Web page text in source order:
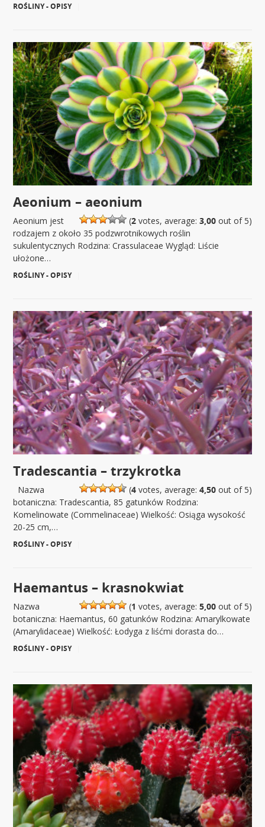
ROŚLINY - OPISY
Aeonium – aeonium
(2votes, average: 3,00out of 5)
Aeonium jest
rodzajem z około 35 podzwrotnikowych roślin
sukulentycznych Rodzina: Crassulaceae Wygląd: Liście
ułożone…
ROŚLINY - OPISY
Tradescantia – trzykrotka
(4votes, average: 4,50out of 5)
Nazwa
botaniczna: Tradescantia, 85 gatunków Rodzina:
Komelinowate (Commelinaceae) Wielkość: Osiąga wysokość
20-25 cm,…
ROŚLINY - OPISY
Haemantus – krasnokwiat
(1 votes, average: 5,00out of 5)
Nazwa
botaniczna: Haemantus, 60 gatunków Rodzina: Amarylkowate
(Amarylidaceae) Wielkość: Łodyga z liśćmi dorasta do…
ROŚLINY - OPISY